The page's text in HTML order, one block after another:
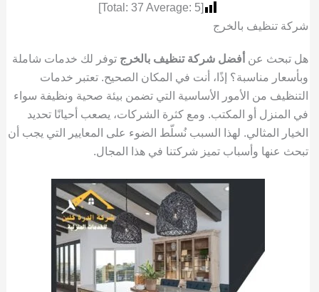
[Total:
37 Average: 5
]
شركة تنظيف بالخرج
هل تبحث عن أفضل شركة تنظيف بالخرج توفر لك خدمات شاملة
وبأسعار مناسبة؟ إذًا، أنت في المكان الصحيح. تعتبر خدمات
التنظيف من الأمور الأساسية التي تضمن بيئة صحية ونظيفة سواء
في المنزل أو المكتب. ومع كثرة الشركات، يصعب أحيانًا تحديد
الخيار المثالي. لهذا السبب نُسلّط الضوء على المعايير التي يجب أن
تبحث عنها وأسباب تميز شركتنا في هذا المجال.